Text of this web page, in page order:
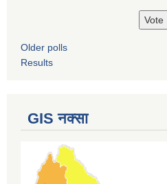
Older polls
Results
GIS नक्सा